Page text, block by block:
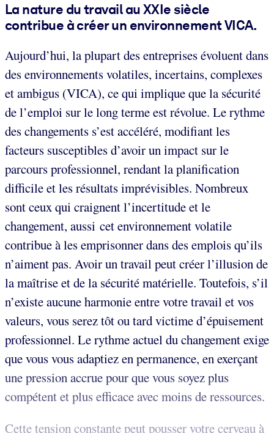
La nature du travail au XXIe siècle
contribue à créer un environnement VICA.
Aujourd’hui, la plupart des entreprises évoluent dans
des environnements volatiles, incertains, complexes
et ambigus (VICA), ce qui implique que la sécurité
de l’emploi sur le long terme est révolue. Le rythme
des changements s’est accéléré, modifiant les
facteurs susceptibles d’avoir un impact sur le
parcours professionnel, rendant la planification
difficile et les résultats imprévisibles. Nombreux
sont ceux qui craignent l’incertitude et le
changement, aussi cet environnement volatile
contribue à les emprisonner dans des emplois qu’ils
n’aiment pas. Avoir un travail peut créer l’illusion de
la maîtrise et de la sécurité matérielle. Toutefois, s’il
n’existe aucune harmonie entre votre travail et vos
valeurs, vous serez tôt ou tard victime d’épuisement
professionnel. Le rythme actuel du changement exige
que vous vous adaptiez en permanence, en exerçant
une pression accrue pour que vous soyez plus
compétent et plus efficace avec moins de ressources.
Cette tension constante peut pousser votre cerveau à